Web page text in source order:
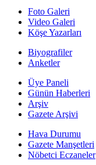
Foto Galeri
Video Galeri
Köşe Yazarları
Biyografiler
Anketler
Üye Paneli
Günün Haberleri
Arşiv
Gazete Arşivi
Hava Durumu
Gazete Manşetleri
Nöbetci Eczaneler